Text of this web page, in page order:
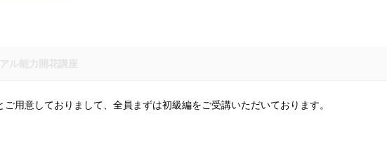
用意しておりまして、全員まずは初級編をご受講いただいております。